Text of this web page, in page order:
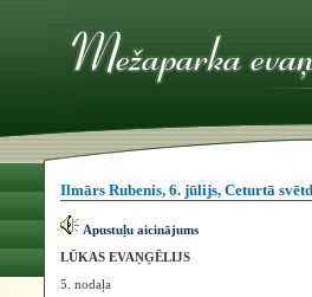
Ilmārs Rubenis, 6. jūlijs, Ceturtā
Apustuļu aicinājums
LŪKAS EVAŅĢĒLIJS
5. nodaļa